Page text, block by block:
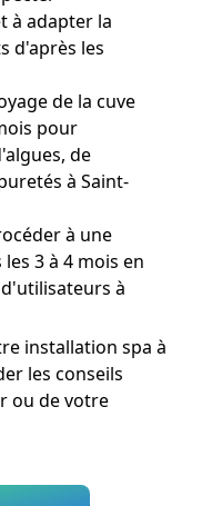
à adapter la
d'après les
de la cuve
pour
de
à Saint-
à une
3 à 4 mois en
à
installation spa à
les conseils
ou de votre